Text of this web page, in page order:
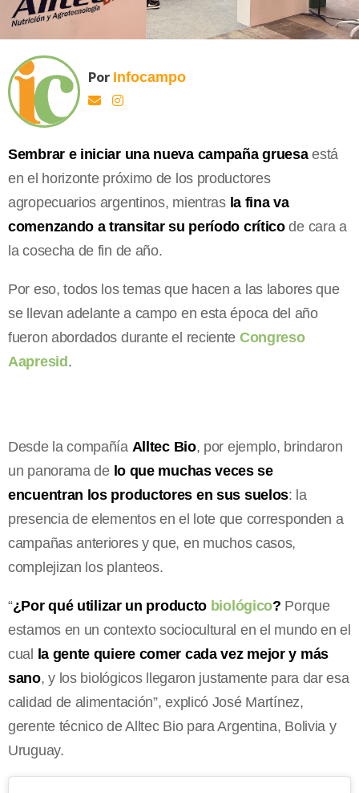
Por Infocampo
Sembrar e iniciar una nueva campaña gruesaestá
en el horizonte próximo de los productores
agropecuarios argentinos, mientras la fina va
comenzando a transitar su período críticode cara a
la cosecha de fin de año.
Por eso, todos los temas que hacen a las labores que
se llevan adelante a campo en esta época del año
fueron abordados durante el reciente Congreso
Aapresid.
Desde la compañía Alltec Bio, por ejemplo, brindaron
un panorama de lo que muchas veces se
encuentran los productores en sus suelos: la
presencia de elementos en el lote que corresponden a
campañas anteriores y que, en muchos casos,
complejizan los planteos.
“¿Por qué utilizar un producto biológico? Porque
estamos en un contexto sociocultural en el mundo en el
cual la gente quiere comer cada vez mejor y más
sano, y los biológicos llegaron justamente para dar esa
calidad de alimentación”, explicó José Martínez,
gerente técnico de Alltec Bio para Argentina, Bolivia y
Uruguay.